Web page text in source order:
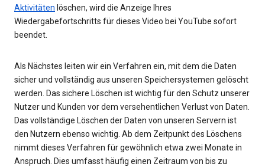
Aktivitäten löschen, wird die Anzeige Ihres
Wiedergabefortschritts für dieses Video bei YouTube sofort
beendet.
Als Nächstes leiten wir ein Verfahren ein, mit dem die Daten
sicher und vollständig aus unseren Speichersystemen gelöscht
werden. Das sichere Löschen ist wichtig für den Schutz unserer
Nutzer und Kunden vor dem versehentlichen Verlust von Daten.
Das vollständige Löschen der Daten von unseren Servern ist
den Nutzern ebenso wichtig. Ab dem Zeitpunkt des Löschens
nimmt dieses Verfahren für gewöhnlich etwa zwei Monate in
Anspruch. Dies umfasst häufig einen Zeitraum von bis zu